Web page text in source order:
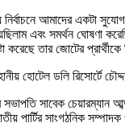
নির্বাচনে আমাদের একটা
এবং সমর্থন ঘোষণা
করেছে তার জোটের প্রার্থীকে
হোটেল ডলি
সভাপতি সাবেক চেয়ারম্যান
পার্টির সাংগঠনিক